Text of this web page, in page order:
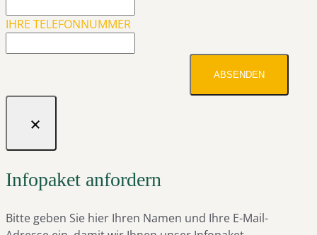
IHRE TELEFONNUMMER
ABSENDEN
Infopaket anfordern
Bitte geben Sie hier Ihren Namen und Ihre E-Mail-